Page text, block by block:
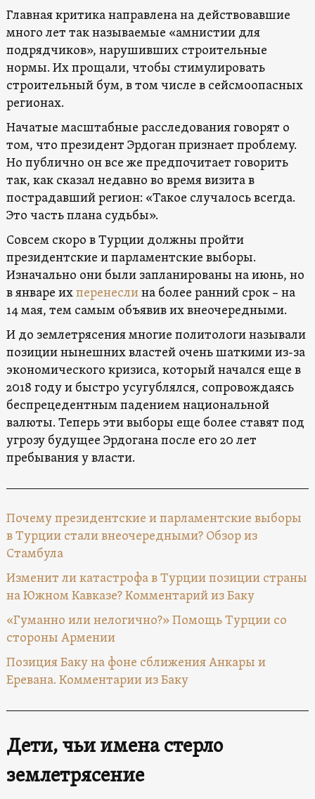
Главная критика направлена на действовавшие
много лет так называемые «амнистии для
подрядчиков», нарушивших строительные
нормы. Их прощали, чтобы стимулировать
строительный бум, в том числе в сейсмоопасных
регионах.
Начатые масштабные расследования говорят о
том, что президент Эрдоган признает проблему.
Но публично он все же предпочитает говорить
так, как сказал недавно во время визита в
пострадавший регион: «Такое случалось всегда.
Это часть плана судьбы».
Совсем скоро в Турции должны пройти
президентские и парламентские выборы.
Изначально они были запланированы на июнь, но
в январе ихперенеслина более ранний срок – на
14 мая, тем самым объявив их внеочередными.
И до землетрясения многие политологи называли
позиции нынешних властей очень шаткими из-за
экономического кризиса, который начался еще в
2018 году и быстро усугублялся, сопровождаясь
беспрецедентным падением национальной
валюты. Теперь эти выборы еще более ставят под
угрозу будущее Эрдогана после его 20 лет
пребывания у власти.
Почему президентские и парламентские выборы
в Турции стали внеочередными? Обзор из
Стамбула
Изменит ли катастрофа в Турции позиции страны
на Южном Кавказе? Комментарий из Баку
«Гуманно или нелогично?» Помощь Турции со
стороны Армении
Позиция Баку на фоне сближения Анкары и
Еревана. Комментарии из Баку
Дети, чьи имена стерло
землетрясение